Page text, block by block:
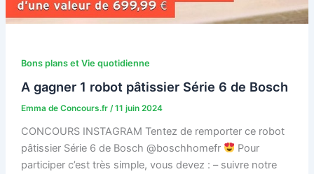
Bons plans et Vie quotidienne
A gagner 1 robot pâtissier Série 6 de Bosch
Emma de Concours.fr /11 juin 2024
CONCOURS INSTAGRAM Tentez de remporter ce robot
pâtissier Série 6 de Bosch @boschhomefr
Pour
participer c’est très simple, vous devez : – suivre notre